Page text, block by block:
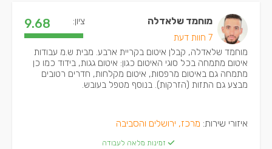
מוחמד שלאדלה
7 חוות דעת
ציון: 9.68
מוחמד שלאדלה, קבלן איטום בקריית ארבע. מבית ש.מ עבודות
איטום מתמחה בכל סוגי האיטום כגון: איטום גגות, בידוד כמו כן
מתמחה גם באיטום מרפסות, איטום מקלחות, חדרים רטובים
מבצע גם התזות (הזרקות). בנוסף מטפל בעובש.
איזורי שירות: מרכז, ירושלים והסביבה
זמינות מלאה לעבודה